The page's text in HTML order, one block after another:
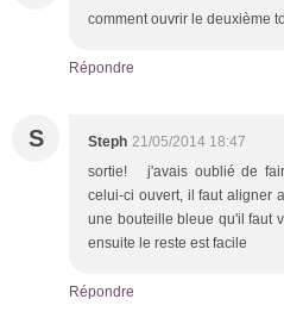
comment ouvrir le deuxième
Répondre
S Steph 21/05/2014 18:47
sortie! j'avais oublié de
celui-ci ouvert, il faut aligner
une bouteille bleue qu'il faut
ensuite le reste est facile
Répondre